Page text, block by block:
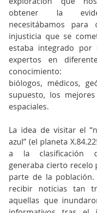
obtener la
necesitábamos para
injusticia que se
estaba integrado
expertos en
conocimiento:
biólogos, médicos,
supuesto, los mejores
espaciales.
La idea de visitar el
azul” (el planeta
a la clasificación
generaba cierto recelo
parte de la población.
recibir noticias tan
aquellas que